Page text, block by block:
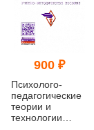
900 ₽
Психолого-
педагогические
теории и
технологии